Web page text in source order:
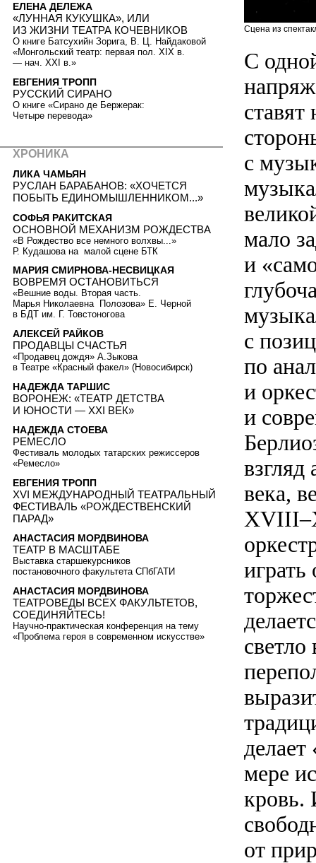
Сцена из
С
с
мало
и
с
по
и
и
века,
играть
мере
кровь.
от
ЕЛЕНА ДЕЛЕЖА
«ЛУННАЯ КУКУШКА», ИЛИ
ИЗ ЖИЗНИ ТЕАТРА КОЧЕВНИКОВ
О книге Батсухийн Зорига, В. Ц. Найдаковой
«Монгольский театр: первая пол. ХIХ в.
— нач. XXI в.»
ЕВГЕНИЯ ТРОПП
РУССКИЙ СИРАНО
О книге «Сирано де Бержерак:
Четыре перевода»
ХРОНИКА
ЛИКА ЧАМЬЯН
РУСЛАН БАРАБАНОВ: «ХОЧЕТСЯ
ПОБЫТЬ ЕДИНОМЫШЛЕННИКОМ...»
СОФЬЯ РАКИТСКАЯ
ОСНОВНОЙ МЕХАНИЗМ РОЖДЕСТВА
«В Рождество все немного волхвы...»
Р. Кудашова на малой сцене БТК
МАРИЯ СМИРНОВА-НЕСВИЦКАЯ
ВОВРЕМЯ ОСТАНОВИТЬСЯ
«Вешние воды. Вторая часть.
Марья Николаевна Полозова» Е. Черной
в БДТ им. Г. Товстоногова
АЛЕКСЕЙ РАЙКОВ
ПРОДАВЦЫ СЧАСТЬЯ
«Продавец дождя» А.Зыкова
в Театре «Красный факел» (Новосибирск)
НАДЕЖДА ТАРШИС
ВОРОНЕЖ: «ТЕАТР ДЕТСТВА
И ЮНОСТИ — XXI ВЕК»
НАДЕЖДА СТОЕВА
РЕМЕСЛО
Фестиваль молодых татарских режиссеров
«Ремесло»
ЕВГЕНИЯ ТРОПП
XVI МЕЖДУНАРОДНЫЙ ТЕАТРАЛЬНЫЙ
ФЕСТИВАЛЬ «РОЖДЕСТВЕНСКИЙ
ПАРАД»
АНАСТАСИЯ МОРДВИНОВА
ТЕАТР В МАСШТАБЕ
Выставка старшекурсников
постановочного факультета СПбГАТИ
АНАСТАСИЯ МОРДВИНОВА
ТЕАТРОВЕДЫ ВСЕХ ФАКУЛЬТЕТОВ,
СОЕДИНЯЙТЕСЬ!
Научно-практическая конференция на тему
«Проблема героя в современном искусстве»